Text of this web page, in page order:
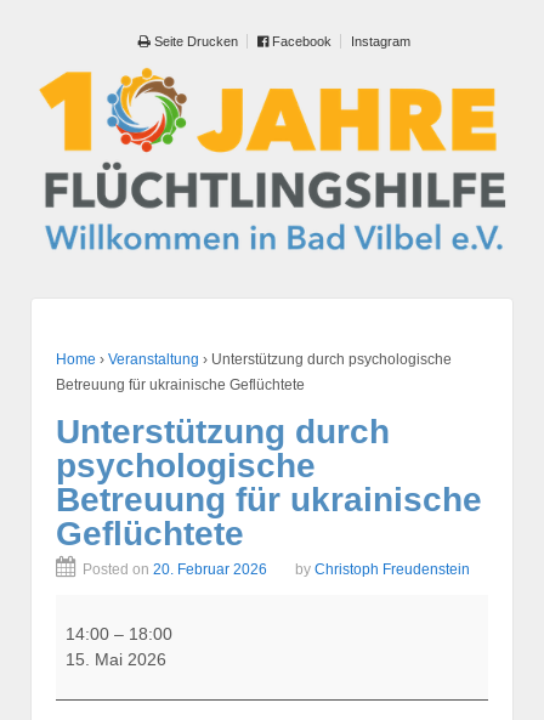
Seite Drucken Facebook Instagram
Home › Veranstaltung › Unterstützung durch psychologische
Betreuung für ukrainische Geflüchtete
Unterstützung durch
psychologische
Betreuung für ukrainische
Geflüchtete
Posted on 20. Februar 2026 by Christoph Freudenstein
durch
psychologische
für
14:00 – 18:00
15. Mai 2026